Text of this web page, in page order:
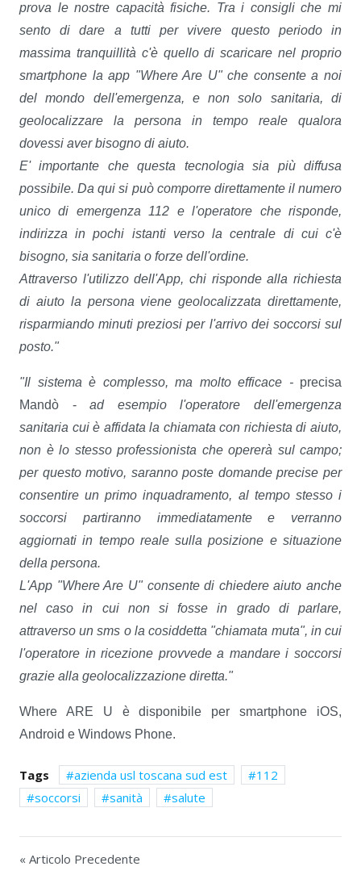
prova le nostre capacità fisiche. Tra i consigli che mi
sento di dare a tutti per vivere questo periodo in
massima tranquillità c'è quello di scaricare nel proprio
smartphone la app "Where Are U" che consente a noi
del mondo dell'emergenza, e non solo sanitaria, di
geolocalizzare la persona in tempo reale qualora
dovessi aver bisogno di aiuto.
E' importante che questa tecnologia sia più diffusa
possibile. Da qui si può comporre direttamente il numero
unico di emergenza 112 e l'operatore che risponde,
indirizza in pochi istanti verso la centrale di cui c'è
bisogno, sia sanitaria o forze dell'ordine.
Attraverso l'utilizzo dell'App, chi risponde alla richiesta
di aiuto la persona viene geolocalizzata direttamente,
risparmiando minuti preziosi per l'arrivo dei soccorsi sul
posto."
"Il sistema è complesso, ma molto efficace - precisa
Mandò -ad esempio l'operatore dell'emergenza
sanitaria cui è affidata la chiamata con richiesta di aiuto,
non è lo stesso professionista che opererà sul campo;
per questo motivo, saranno poste domande precise per
consentire un primo inquadramento, al tempo stesso i
soccorsi partiranno immediatamente e verranno
aggiornati in tempo reale sulla posizione e situazione
della persona.
L'App "Where Are U" consente di chiedere aiuto anche
nel caso in cui non si fosse in grado di parlare,
attraverso un sms o la cosiddetta "chiamata muta", in cui
l'operatore in ricezione provvede a mandare i soccorsi
grazie alla geolocalizzazione diretta."
Where ARE U è disponibile per smartphone iOS,
Android e Windows Phone.
Tags azienda usl toscana sud est
112
soccorsi
sanità salute
« Articolo Precedente